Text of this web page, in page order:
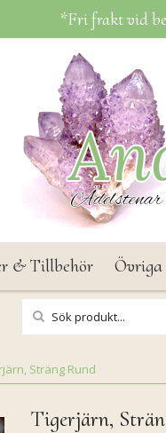
*Fri frakt vid
& Tillbehör
Sträng Rund
Tigerjärn,